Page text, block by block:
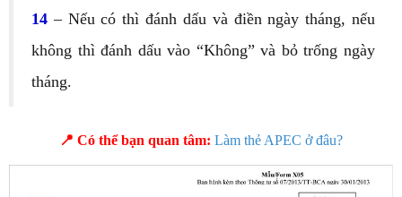
14 – Nếu có thì đánh dấu và điền ngày tháng, nếu
không thì đánh dấu vào “Không” và bỏ trống ngày
tháng.
📍 Có thể bạn quan tâm: Làm thẻ APEC ở đâu?